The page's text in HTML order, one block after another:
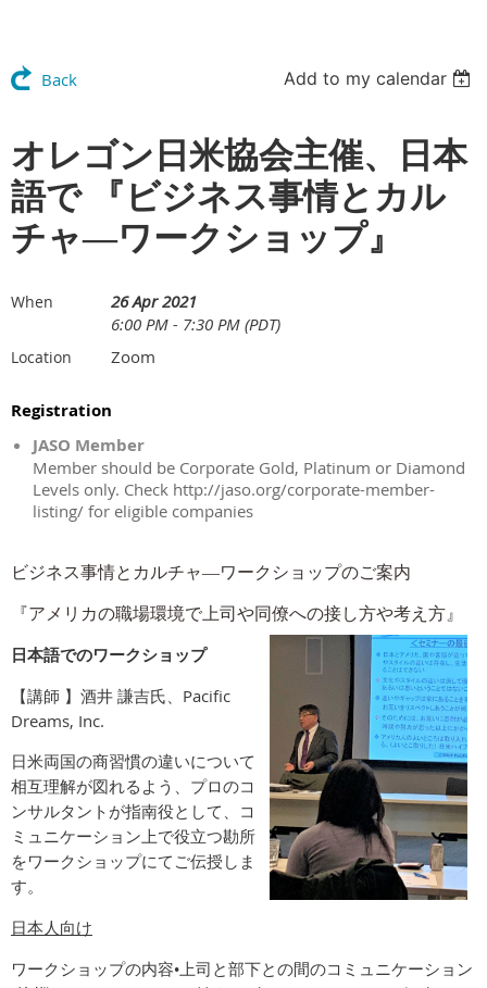
Back Add to my calendar
オレゴン日米協会主催、日本
語で 『ビジネス事情とカル
チャ―ワークショップ』
When
26 Apr 2021
6:00 PM - 7:30 PM (PDT)
Location Zoom
Registration
JASO Member
Member should be Corporate Gold, Platinum or Diamond
Levels only. Check http://jaso.org/corporate-member-
listing/ for eligible companies
ビジネス事情とカルチャ―ワークショップのご案内
『アメリカの職場環境で上司や同僚への接し方や考え方』
日本語でのワークショップ
【講師 】 酒井 謙吉氏、 Pacific
Dreams, Inc.
日米両国の商習慣の違いについて
相互理解が図れるよう、プロのコ
ンサルタントが指南役として、コ
ミュニケーション上で役立つ勘所
をワークショップにてご伝授しま
す。
日本人向け
ワークショップの内容•上司と部下との間のコミュニケーション